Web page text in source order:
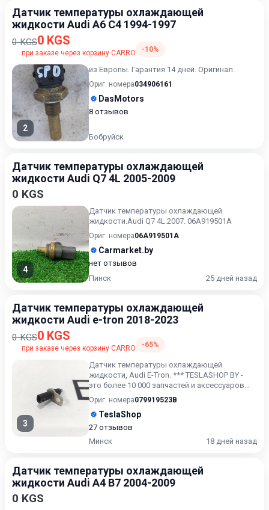
Датчик температуры охлаждающей
жидкости Audi A6 C4 1994-1997
0 KGS0 KGS
при заказе через корзину CARRO -10%
2
из Европы. Гарантия 14 дней. Оригинал.
Ориг. номера034906161
DasMotors
8 отзывов
Бобруйск
Датчик температуры охлаждающей
жидкости Audi Q7 4L 2005-2009
0 KGS
4
Датчик температуры охлаждающей
жидкости.Audi Q7 4L.2007. 06A919501A
Ориг. номера06A919501A
Carmarket.by
нет отзывов
Пинск
25 дней назад
Датчик температуры охлаждающей
жидкости Audi e-tron 2018-2023
0 KGS0 KGS
при заказе через корзину CARRO -65%
3
Датчик температуры охлаждающей
жидкости, Audi E-Tron. *** TESLASHOP BY -
это более 10 000 запчастей и аксессуаров
для TESLAModel 3, Model X,...
Ориг. номера079919523B
TeslaShop
27 отзывов
Минск
18 дней назад
Датчик температуры охлаждающей
жидкости Audi A4 B7 2004-2009
0 KGS